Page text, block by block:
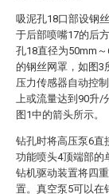
吸泥孔18口部设钢
于后部喷嘴17的后
孔18直径为50mm
的钢丝网罩，如图3
压力传感器自动控
上或流量达到90升/
图1中的箭头所示。
钻孔时将高压泵6直
功能喷头4顶端部的
钻机驱动装置将四
置。真空泵5可以在